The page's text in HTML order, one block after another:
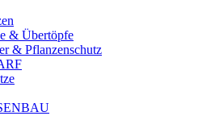
& Übertöpfe
& Pflanzenschutz